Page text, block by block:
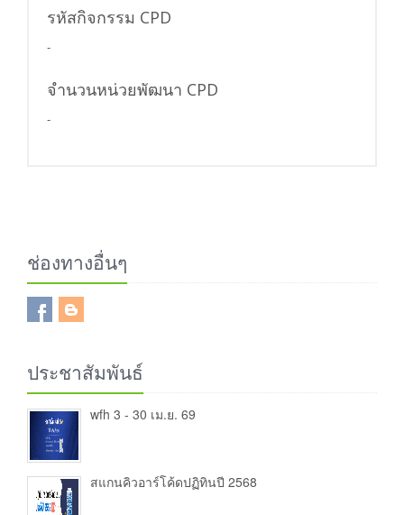
รหัสกิจกรรม CPD
-
จำนวนหน่วยพัฒนา CPD
-
ช่องทางอื่นๆ
ประชาสัมพันธ์
wfh 3 - 30 เม.ย. 69
สแกนคิวอาร์โค้ดปฏิทินปี 2568